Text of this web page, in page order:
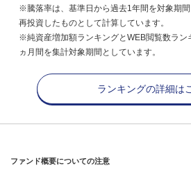
※騰落率は、基準日から過去1年間を対象期
再投資したものとして計算しています。
※純資産増加額ランキングとWEB閲覧数ラン
ヵ月間を集計対象期間としています。
ランキングの詳細は
ファンド概要についての注意